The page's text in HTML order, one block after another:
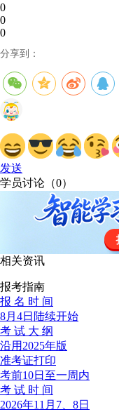
0
0
0
分享到：
发送
学员讨论（0）
相关资讯
报考指南
报 名 时 间
8月4日陆续开始
考 试 大 纲
沿用2025年版
准考证打印
考前10日至一周内
考 试 时 间
2026年11月7、8日